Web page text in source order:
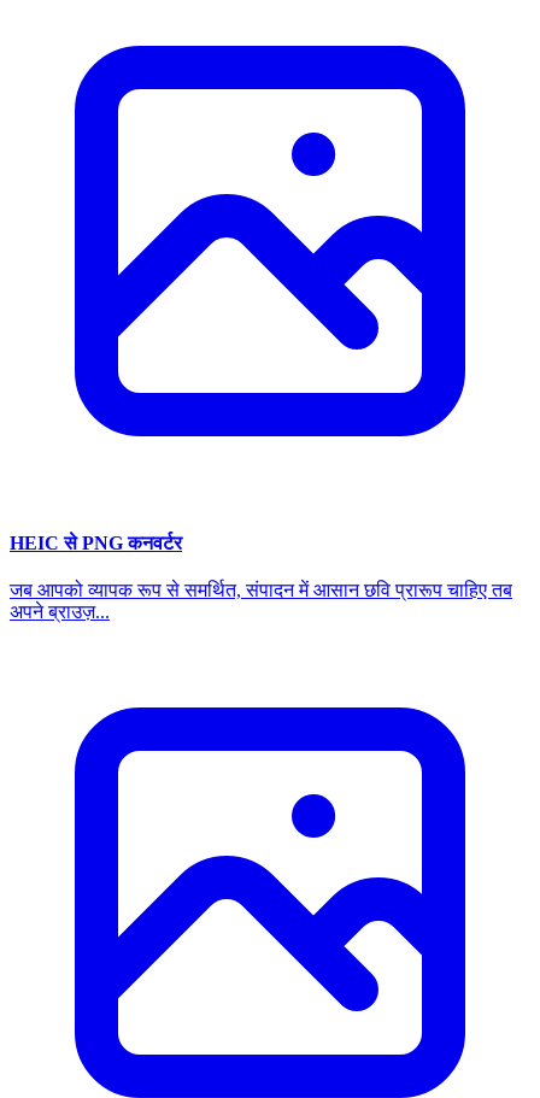
HEIC से PNG कनवर्टर
जब आपको व्यापक रूप से समर्थित, संपादन में आसान छवि प्रारूप चाहिए तब
अपने ब्राउज़...